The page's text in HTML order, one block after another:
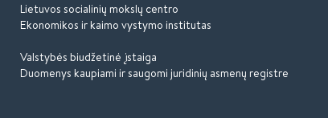
Lietuvos socialinių mokslų centro
Ekonomikos ir kaimo vystymo institutas
Valstybės biudžetinė įstaiga
Duomenys kaupiami ir saugomi juridinių asmenų registre